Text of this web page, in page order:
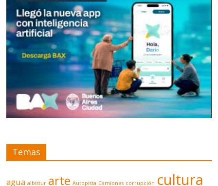
Temas
agua albistur arte Autopista Camiones corrupción cultura